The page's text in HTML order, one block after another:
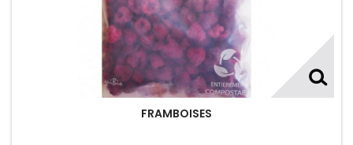
FRAMBOISES